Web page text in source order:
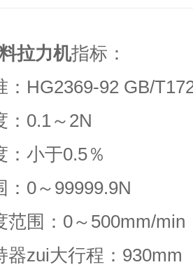
拉力机指标：
HG2369-92 GB/
0.1～ 2N
：小于0.5％
0～ 99999.9N
围： 0～ 500mm/min
器zui大行程： 930mm